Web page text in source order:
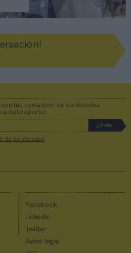
con tus contactos los contenidos
del deporte!
de privacidad
Facebook
Linkedin
Twitter
Aviso legal